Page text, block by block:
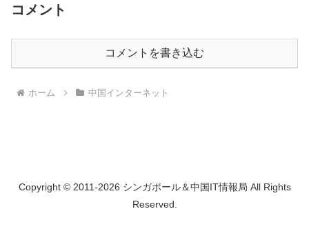
コメント
コメントを書き込む
ホーム 中国インターネット
Copyright © 2011-2026 シンガポール＆中国IT情報局 All Rights
Reserved.